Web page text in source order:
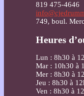
819 475-4646
749, boul.
Heures
Lun : 8h30 à
Mar : 10h30 à
Mer : 8h30 à
Jeu : 8h30 à
Ven : 8h30 à